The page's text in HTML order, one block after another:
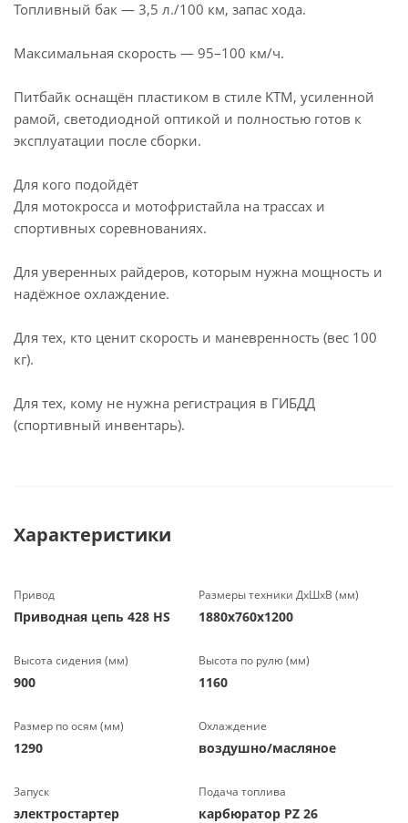
Топливный бак — 3,5 л./100 км, запас хода.
Максимальная скорость — 95–100 км/ч.
Питбайк оснащён пластиком в стиле KTM, усиленной
рамой, светодиодной оптикой и полностью готов к
эксплуатации после сборки.
Для кого подойдёт
Для мотокросса и мотофристайла на трассах и
спортивных соревнованиях.
Для уверенных райдеров, которым нужна мощность и
надёжное охлаждение.
Для тех, кто ценит скорость и маневренность (вес 100
кг).
Для тех, кому не нужна регистрация в ГИБДД
(спортивный инвентарь).
Характеристики
Привод
Приводная цепь 428 НS
Размеры техники ДхШхВ (мм)
1880х760х1200
Высота сидения (мм)
900
Высота по рулю (мм)
1160
Размер по осям (мм)
1290
Охлаждение
воздушно/масляное
Запуск
электростартер
Подача топлива
карбюратор PZ 26